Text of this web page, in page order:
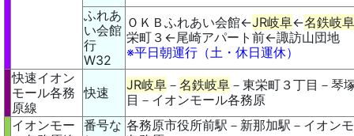
ふれあ
い会館
行
W32
ＯＫＢふれあい会館←JR岐阜←名鉄岐阜
栄町３←尾崎アパート前←諏訪山団地
※平日朝運行（土・休日運休）
快速イオン
モール各務
原線
快速 JR岐阜 － 名鉄岐阜 －東栄町３丁目－琴
目－イオンモール各務原
イオンモー 番号な 各務原市役所前駅－新那加駅－イオン